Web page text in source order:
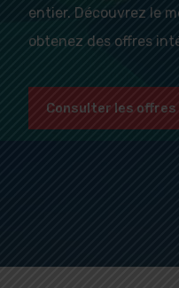
entier. Découvrez le
obtenez des offres
Consulter les